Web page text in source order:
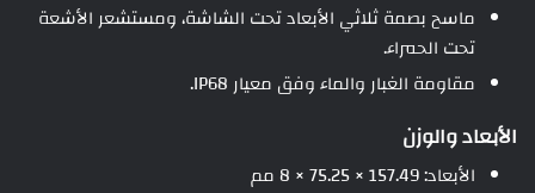
ماسح بصمة ثلاثي الأبعاد تحت الشاشة، ومستشعر الأشعة
تحت الحمراء.
مقاومة الغبار والماء وفق معيار IP68.
الأبعاد والوزن
الأبعاد: 157.49 × 75.25 × 8 مم